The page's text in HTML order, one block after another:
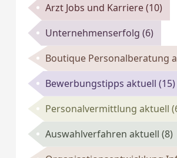
Arzt Jobs und Karriere(10)
Unternehmenserfolg(6)
Boutique Personalberatung
Bewerbungstipps aktuell(15)
Personalvermittlung aktuell
Auswahlverfahren aktuell(8)